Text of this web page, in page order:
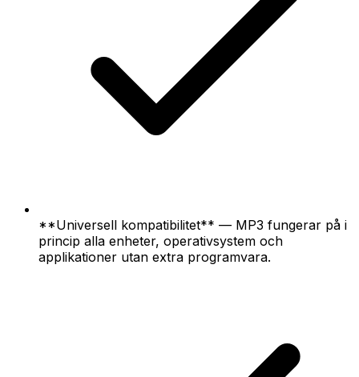
**Universell kompatibilitet** — MP3 fungerar på i
princip alla enheter, operativsystem och
applikationer utan extra programvara.